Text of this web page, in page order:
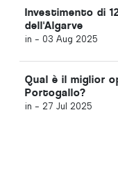
Investimento di
dell'Algarve
in - 03 Aug 2025
Qual è il miglior
Portogallo?
in - 27 Jul 2025